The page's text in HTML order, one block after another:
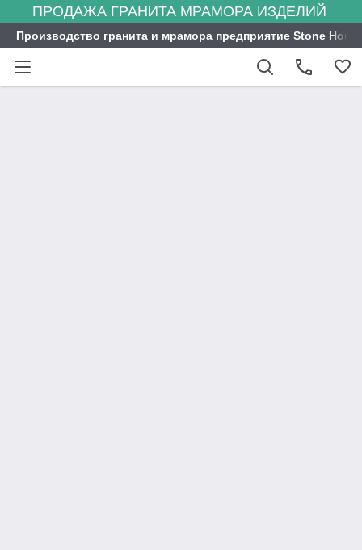
ПРОДАЖА ГРАНИТА МРАМОРА ИЗДЕЛИЙ
Производство гранита и мрамора предприятие Stone